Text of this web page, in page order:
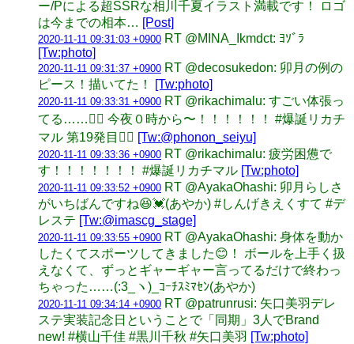
ー/Pによる超SSRな相川千夏イラスト満載です！ ロゴ
は今までの相本… [Post]
2020-11-11 09:31:03 +0900 RT @MINA_Ikmdct: ﾖｿﾞﾗ
[Tw:photo]
2020-11-11 09:31:37 +0900 RT @decosukedon: 卯月の例の
ピース！描いてた！
[Tw:photo]
2020-11-11 09:33:31 +0900 RT @rikachimalu: すごい体張っ
てる……🤸‍♀️ 今夜０時から〜！！！！！！ #爆誕リカチ
マル 第19発目🏋️‍♀️ [Tw:@phonon_seiyu]
2020-11-11 09:33:36 +0900 RT @rikachimalu: 疲労困憊で
す！！！！！！！ #爆誕リカチマル [Tw:photo]
2020-11-11 09:33:52 +0900 RT @AyakaOhashi: 卯月らしさ
がいちばんですね😆💓(あやか) #しんげきえくすて #デ
レステ [Tw:@imascg_stage]
2020-11-11 09:33:55 +0900 RT @AyakaOhashi: 身体を動か
したくてスポーツしてきました😊！ ボールを上手く扱
えなくて、ずっとギャーギャー言ってるだけで終わっ
ちゃった……(:3_ヽ)_ｺｰﾁｽﾐﾏｾﾝ(あやか)
2020-11-11 09:34:14 +0900 RT @patrunrusi: 矢口美羽デレ
ステ実装記念日ということで「同期」3人でBrand
new! #横山千佳 #黒川千秋 #矢口美羽 [Tw:photo]